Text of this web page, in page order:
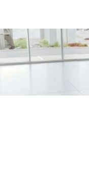
/fragments/plp-details